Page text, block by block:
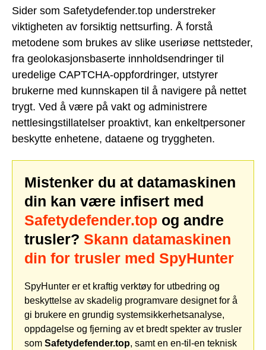
Sider som Safetydefender.top understreker
viktigheten av forsiktig nettsurfing. Å forstå
metodene som brukes av slike useriøse nettsteder,
fra geolokasjonsbaserte innholdsendringer til
uredelige CAPTCHA-oppfordringer, utstyrer
brukerne med kunnskapen til å navigere på nettet
trygt. Ved å være på vakt og administrere
nettlesingstillatelser proaktivt, kan enkeltpersoner
beskytte enhetene, dataene og tryggheten.
Mistenker du at datamaskinen
din kan være infisert med
Safetydefender.top og andre
trusler? Skann datamaskinen
din for trusler med SpyHunter
SpyHunter er et kraftig verktøy for utbedring og
beskyttelse av skadelig programvare designet for å
gi brukere en grundig systemsikkerhetsanalyse,
oppdagelse og fjerning av et bredt spekter av trusler
som Safetydefender.top, samt en en-til-en teknisk